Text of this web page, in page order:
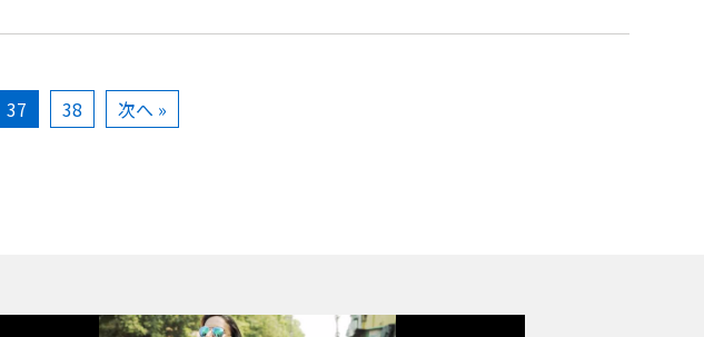
37 38 次へ »